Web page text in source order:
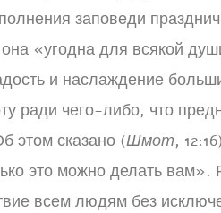
заповеди
«угодна для всякой
и наслаждение
ради чего-либо, что
этом сказано (Шмот,
это можно делать вам».
всем людям без